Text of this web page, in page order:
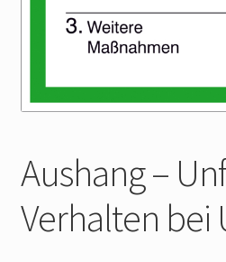
Aushang –
Verhalten bei